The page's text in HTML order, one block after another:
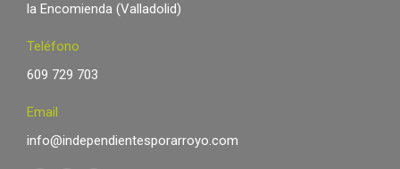
la Encomienda (Valladolid)
Teléfono
609 729 703
Email
info@independientesporarroyo.com